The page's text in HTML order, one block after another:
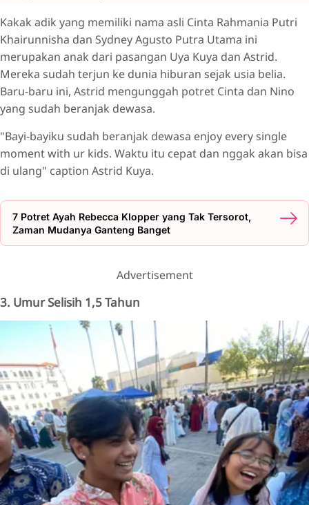
Kakak adik yang memiliki nama asli Cinta Rahmania Putri
Khairunnisha dan Sydney Agusto Putra Utama ini
merupakan anak dari pasangan Uya Kuya dan Astrid.
Mereka sudah terjun ke dunia hiburan sejak usia belia.
Baru-baru ini, Astrid mengunggah potret Cinta dan Nino
yang sudah beranjak dewasa.
"Bayi-bayiku sudah beranjak dewasa enjoy every single
moment with ur kids. Waktu itu cepat dan nggak akan bisa
di ulang" caption Astrid Kuya.
7 Potret Ayah Rebecca Klopper yang Tak Tersorot,
Zaman Mudanya Ganteng Banget
Advertisement
3. Umur Selisih 1,5 Tahun